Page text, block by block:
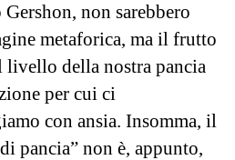
non sarebbero
metaforica, ma il frutto
livello della nostra pancia
per cui ci
con ansia. Insomma, il
pancia” non è, appunto,